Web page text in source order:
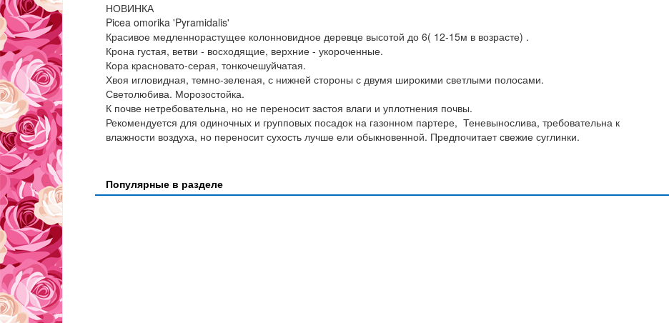
НОВИНКА
Picea omorika 'Pyramidalis'
Красивое медленнорастущее колонновидное деревце высотой до 6( 12-15м в возрасте) .
Крона густая, ветви - восходящие, верхние - укороченные.
Кора красновато-серая, тонкочешуйчатая.
Хвоя игловидная, темно-зеленая, с нижней стороны с двумя широкими светлыми полосами.
Светолюбива. Морозостойка.
К почве нетребовательна, но не переносит застоя влаги и уплотнения почвы.
Рекомендуется для одиночных и групповых посадок на газонном партере, Теневынослива, требовательна к
влажности воздуха, но переносит сухость лучше ели обыкновенной. Предпочитает свежие суглинки.
Популярные в разделе